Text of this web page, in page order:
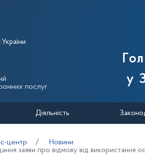
Державної
послуг
у
Діяльність
центр
Новини
заяви про відмову від